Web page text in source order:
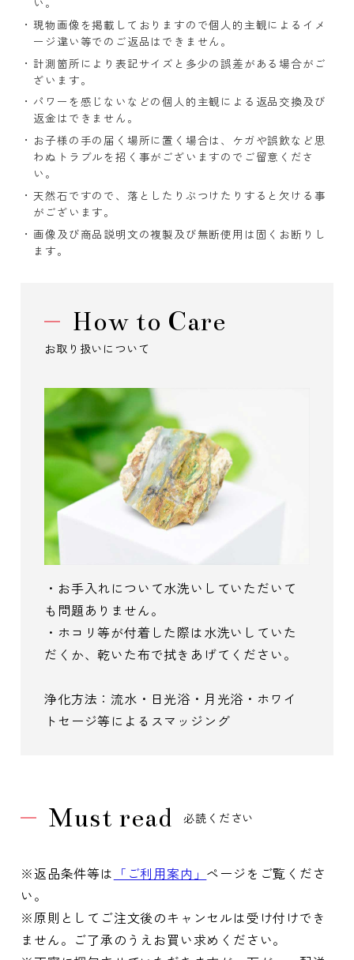
現物画像を掲載しておりますので個人的主観によるイメ
ージ違い等でのご返品はできません。
計測箇所により表記サイズと多少の誤差がある場合がご
ざいます。
パワーを感じないなどの個人的主観による返品交換及び
返金はできません。
お子様の手の届く場所に置く場合は、ケガや誤飲など思
わぬトラブルを招く事がございますのでご留意くださ
い。
天然石ですので、落としたりぶつけたりすると欠ける事
がございます。
画像及び商品説明文の複製及び無断使用は固くお断りし
ます。
How to Care
お取り扱いについて
・お手入れについて水洗いしていただいて
も問題ありません。
・ホコリ等が付着した際は水洗いしていた
だくか、乾いた布で拭きあげてください。
浄化方法：流水・日光浴・月光浴・ホワイ
トセージ等によるスマッジング
Must read 必読ください
※返品条件等は 「ご利用案内」 ページをご覧くださ
い。
※原則としてご注文後のキャンセルは受け付けでき
ません。ご了承のうえお買い求めください。